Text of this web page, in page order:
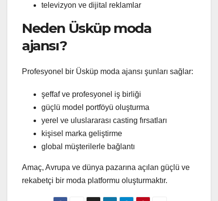
televizyon ve dijital reklamlar
Neden Üsküp moda
ajansı?
Profesyonel bir Üsküp moda ajansı şunları sağlar:
şeffaf ve profesyonel iş birliği
güçlü model portföyü oluşturma
yerel ve uluslararası casting fırsatları
kişisel marka geliştirme
global müşterilerle bağlantı
Amaç, Avrupa ve dünya pazarına açılan güçlü ve
rekabetçi bir moda platformu oluşturmaktır.